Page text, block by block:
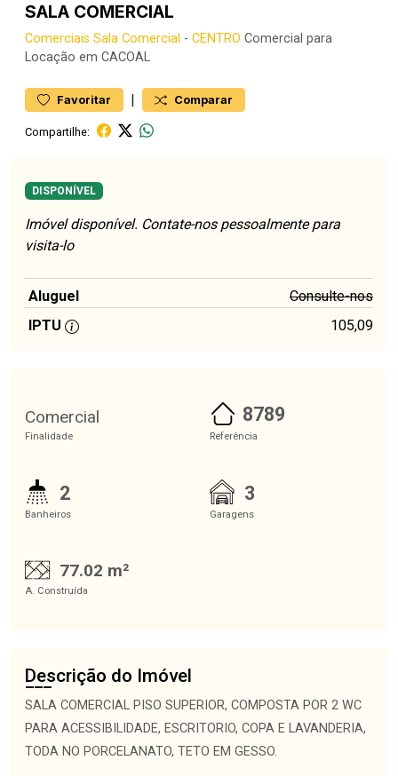
SALA COMERCIAL
Comerciais Sala Comercial - CENTRO Comercial para
Locação em CACOAL
Favoritar | Comparar
Compartilhe:
DISPONÍVEL
Imóvel disponível. Contate-nos pessoalmente para
visita-lo
Aluguel
Consulte-nos
IPTU
105,09
Comercial
Finalidade
8789
Referência
2
Banheiros
3
Garagens
77.02 m²
A. Construída
Descrição do Imóvel
SALA COMERCIAL PISO SUPERIOR, COMPOSTA POR 2 WC
PARA ACESSIBILIDADE, ESCRITORIO, COPA E LAVANDERIA,
TODA NO PORCELANATO, TETO EM GESSO.